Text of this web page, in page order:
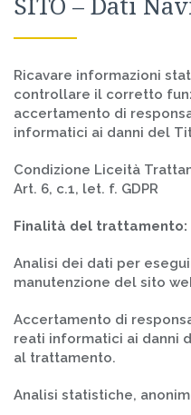
SITO – Dati
Ricavare informazioni
controllare il corretto
accertamento di
informatici ai danni del
Condizione Liceità
Art. 6, c.1, let. f. GDPR
Finalità del trattamento:
Analisi dei dati per
manutenzione del sito
Accertamento di
reati informatici ai danni
al trattamento.
Analisi statistiche,